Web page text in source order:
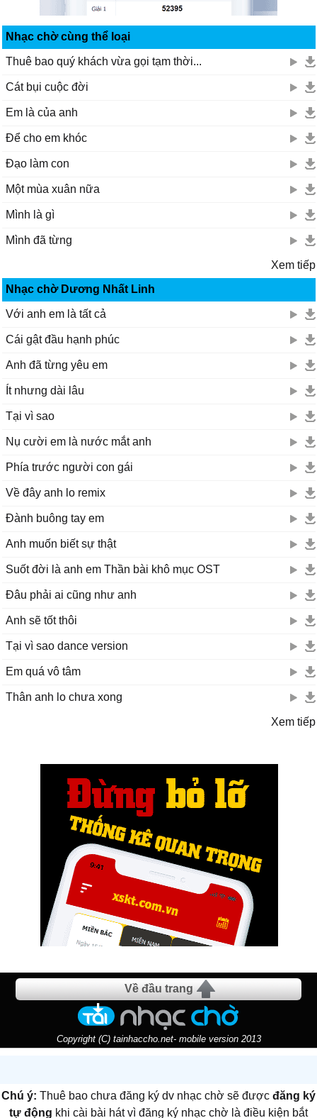
Nhạc chờ cùng thể loại
Thuê bao quý khách vừa gọi tạm thời...
Cát bụi cuộc đời
Em là của anh
Để cho em khóc
Đạo làm con
Một mùa xuân nữa
Mình là gì
Mình đã từng
Xem tiếp
Nhạc chờ Dương Nhất Linh
Với anh em là tất cả
Cái gật đầu hạnh phúc
Anh đã từng yêu em
Ít nhưng dài lâu
Tại vì sao
Nụ cười em là nước mắt anh
Phía trước người con gái
Về đây anh lo remix
Đành buông tay em
Anh muốn biết sự thật
Suốt đời là anh em Thần bài khô mục OST
Đâu phải ai cũng như anh
Anh sẽ tốt thôi
Tại vì sao dance version
Em quá vô tâm
Thân anh lo chưa xong
Xem tiếp
Về đầu trang
Copyright (C) tainhaccho.net- mobile version 2013
Chú ý: Thuê bao chưa đăng ký dv nhạc chờ sẽ được đăng ký
tự động khi cài bài hát vì đăng ký nhạc chờ là điều kiện bắt